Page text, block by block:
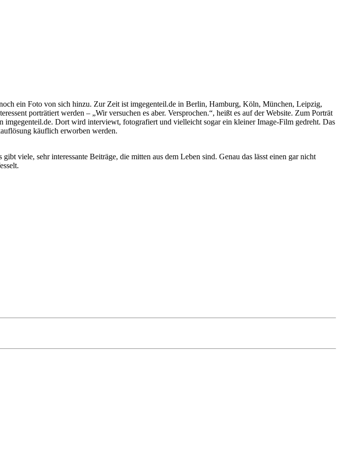
ein Foto von sich hinzu. Zur Zeit ist imgegenteil.de in Berlin, Hamburg, Köln, München, Leipzig,
porträtiert werden – „Wir versuchen es aber. Versprochen.“, heißt es auf der Website. Zum Porträt
Dort wird interviewt, fotografiert und vielleicht sogar ein kleiner Image-Film gedreht. Das
käuflich erworben werden.
viele, sehr interessante Beiträge, die mitten aus dem Leben sind. Genau das lässt einen gar nicht